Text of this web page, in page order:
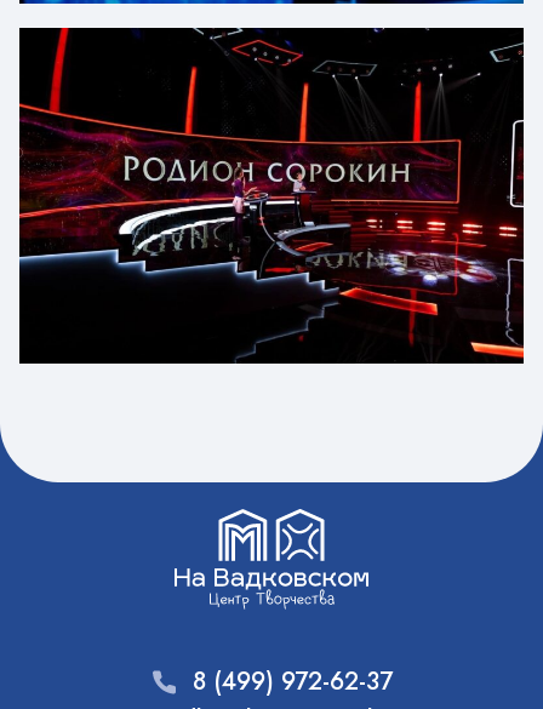
8 (499) 972-62-37